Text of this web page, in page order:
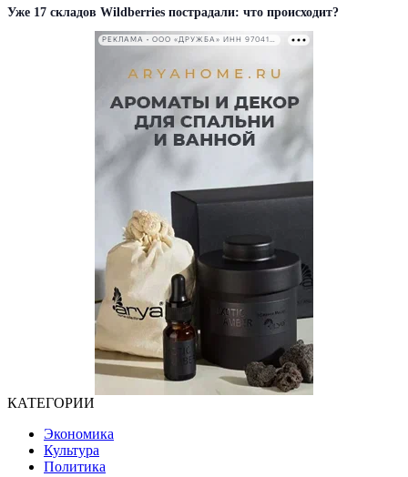
Уже 17 складов Wildberries пострадали: что происходит?
РЕКЛАМА • ООО «ДРУЖБА» ИНН 9704146411
КАТЕГОРИИ
Экономика
Культура
Политика